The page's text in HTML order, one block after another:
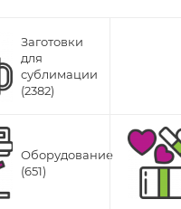
Заготовки
для
сублимации
(2382)
Оборудование
(651)